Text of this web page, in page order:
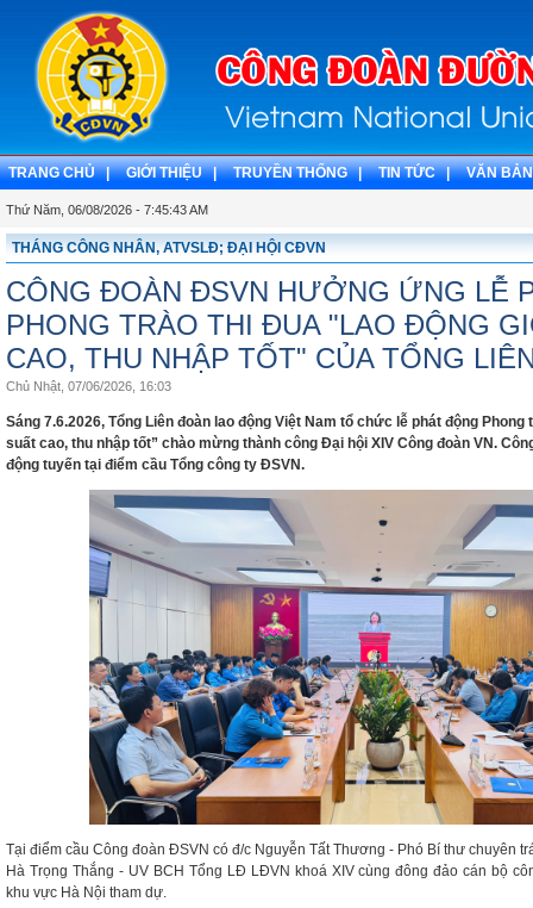
TRANG CHỦ | GIỚI THIỆU | TRUYỀN THỐNG | TIN TỨC | VĂN
Thứ Năm, 06/08/2026 - 7:45:44 AM
THÁNG CÔNG NHÂN, ATVSLĐ; ĐẠI HỘI CĐVN
CÔNG ĐOÀN ĐSVN HƯỞNG ỨNG LỄ
PHONG TRÀO THI ĐUA "LAO ĐỘNG
CAO, THU NHẬP TỐT" CỦA TỔNG
Chủ Nhật, 07/06/2026, 16:03
Sáng 7.6.2026, Tổng Liên đoàn lao động Việt Nam tổ chức lễ phát động Phong
suất cao, thu nhập tốt” chào mừng thành công Đại hội XIV Công đoàn VN.
động tuyến tại điểm cầu Tổng công ty ĐSVN.
Tại điểm cầu Công đoàn ĐSVN có đ/c Nguyễn Tất Thương - Phó Bí thư chuyên
Hà Trọng Thắng - UV BCH Tổng LĐ LĐVN khoá XIV cùng đông đảo cán bộ
khu vực Hà Nội tham dự.